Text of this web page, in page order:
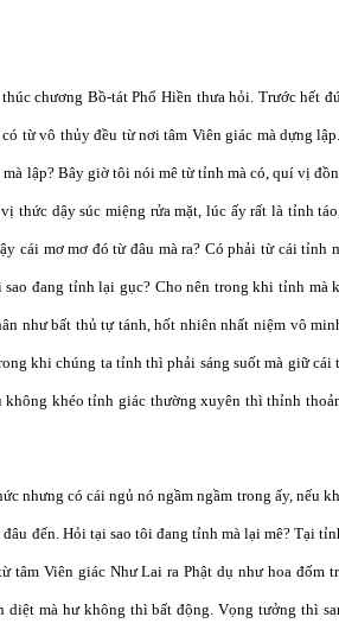
chương Bồ-tát Phổ Hiền thưa hỏi. Trước hết
từ vô thủy đều từ nơi tâm Viên giác mà dựng
lập? Bây giờ tôi nói mê từ tỉnh mà có, quí vị
thức dậy súc miệng rửa mặt, lúc ấy rất là tỉnh
cái mơ mơ đó từ đâu mà ra? Có phải từ cái tỉnh
đang tỉnh lại gục? Cho nên trong khi tỉnh mà
như bất thủ tự tánh, hốt nhiên nhất niệm vô
khi chúng ta tỉnh thì phải sáng suốt mà giữ
không khéo tỉnh giác thường xuyên thì thỉnh
nhưng có cái ngủ nó ngầm ngầm trong ấy, nếu
đến. Hỏi tại sao tôi đang tỉnh mà lại mê? Tại
tâm Viên giác Như Lai ra Phật dụ như hoa đốm
diệt mà hư không thì bất động. Vọng tưởng thì